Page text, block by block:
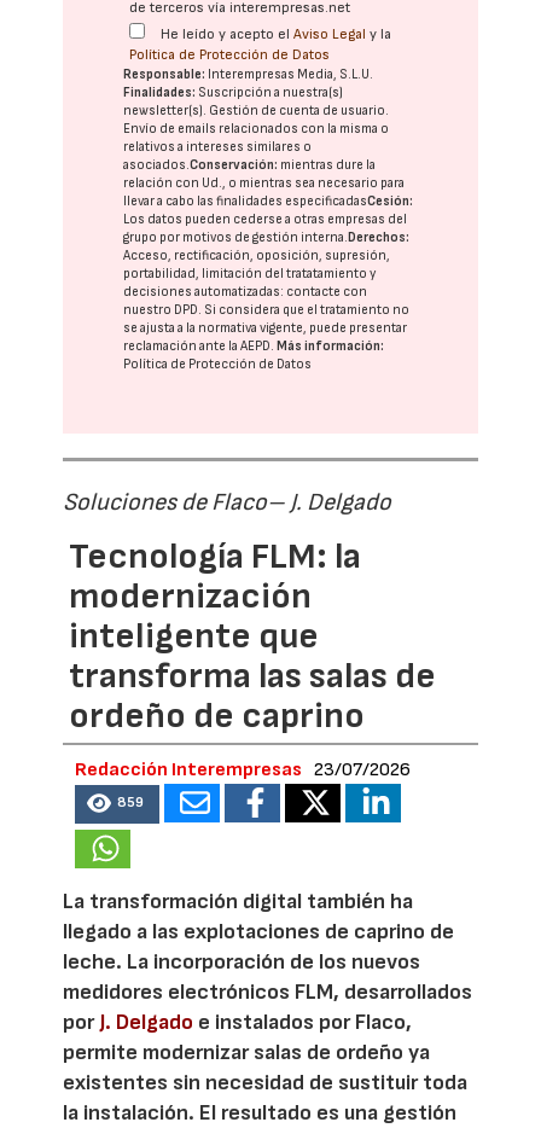
de terceros vía interempresas.net
He leído y acepto elAviso Legal y la
Política de Protección de Datos
Responsable: Interempresas Media, S.L.U.
Finalidades: Suscripción a nuestra(s)
newsletter(s). Gestión de cuenta de usuario.
Envío de emails relacionados con la misma o
relativos a intereses similares o
asociados.Conservación: mientras dure la
relación con Ud., o mientras sea necesario para
llevar a cabo las finalidades especificadasCesión:
Los datos pueden cederse a otras empresas del
grupo por motivos de gestión interna. Derechos:
Acceso, rectificación, oposición, supresión,
portabilidad, limitación del tratatamiento y
decisiones automatizadas: contacte con
nuestro DPD. Si considera que el tratamiento no
se ajusta a la normativa vigente, puede presentar
reclamación ante laAEPD. Más información:
Política de Protección de Datos
Soluciones de Flaco– J. Delgado
Tecnología FLM: la
modernización
inteligente que
transforma las salas de
ordeño de caprino
Redacción Interempresas 23/07/2026
859
La transformación digital también ha
llegado a las explotaciones de caprino de
leche. La incorporación de los nuevos
medidores electrónicos FLM, desarrollados
porJ. Delgado e instalados por Flaco,
permite modernizar salas de ordeño ya
existentes sin necesidad de sustituir toda
la instalación. El resultado es una gestión